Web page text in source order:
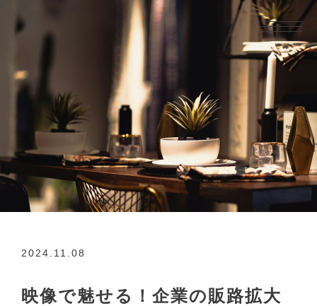
2024.11.08
映像で魅せる！企業の販路拡大